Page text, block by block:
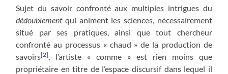
Sujet du savoir confronté aux multiples intrigues du
dédoublementqui animent les sciences, nécessairement
situé par ses pratiques, ainsi que tout chercheur
confronté au processus « chaud » de la production de
savoirs[2]
, l’artiste « comme » est rien moins que
propriétaire en titre de l’espace discursif dans lequel il